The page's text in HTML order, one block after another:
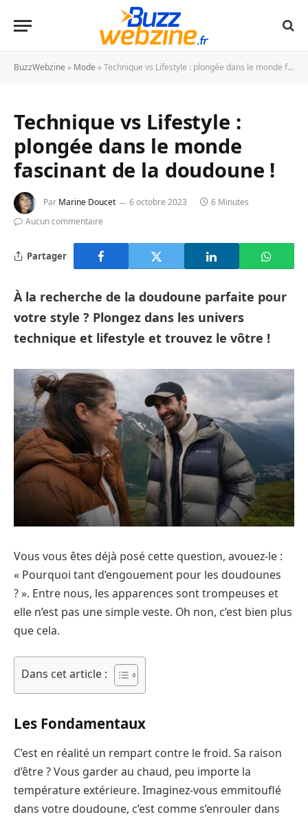
BuzzWebzine » Mode »Technique vs Lifestyle : plongée dans le monde fascinant de la doudoune !
Technique vs Lifestyle :
plongée dans le monde
fascinant de la doudoune !
Par Marine Doucet 6 octobre 2023
6 Minutes
Aucun commentaire
Partager
À la recherche de la doudoune parfaite pour
votre style ? Plongez dans les univers
technique et lifestyle et trouvez le vôtre !
Vous vous êtes déjà posé cette question, avouez-le :
« Pourquoi tant d’engouement pour les doudounes
? ». Entre nous, les apparences sont trompeuses et
elle n’est pas une simple veste. Oh non, c’est bien plus
que cela.
Dans cet article :
Les Fondamentaux
C’est en réalité un rempart contre le froid. Sa raison
d’être ? Vous garder au chaud, peu importe la
température extérieure. Imaginez-vous emmitouflé
dans votre doudoune, c’est comme s’enrouler dans